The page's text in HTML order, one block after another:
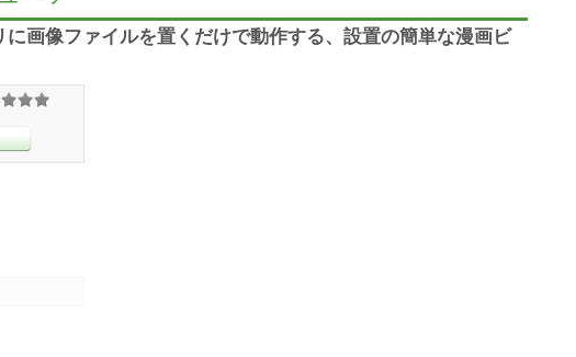
画像ファイルを置くだけで動作する、設置の簡単な漫画ビ